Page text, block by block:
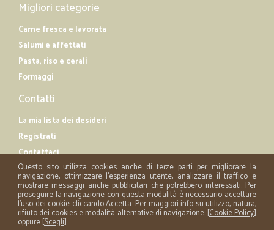
Migliori categorie
Carne fresca e lavorata
Salumi e affettati
Pasta, riso e cerali
Formaggi
Contatti
La mia lista dei desideri
Registrati
Contattaci
Questo sito utilizza cookies anche di terze parti per migliorare la
navigazione, ottimizzare l'esperienza utente, analizzare il traffico e
mostrare messaggi anche pubblicitari che potrebbero interessati. Per
proseguire la navigazione con questa modalità è necessario accettare
l'uso dei cookie cliccando Accetta. Per maggiori info su utilizzo, natura,
rifiuto dei cookies e modalità alternative di navigazione: [Cookie Policy]
oppure [Scegli]